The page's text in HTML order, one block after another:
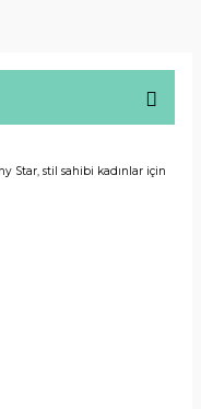
Star, stil sahibi kadınlar için